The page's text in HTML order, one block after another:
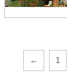
← 1